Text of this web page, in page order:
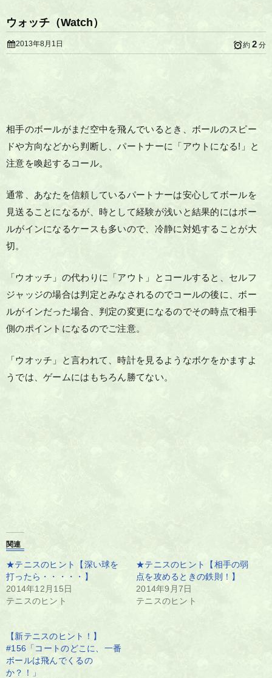
ウォッチ（Watch）
2013年8月1日 約 2 分
相手のボールがまだ空中を飛んでいるとき、ボールのスピー
ドや方向などから判断し、パートナーに「アウトになる!」と
注意を喚起するコール。
通常、あなたを信頼しているパートナーは安心してボールを
見送ることになるが、時として経験が浅いと結果的にはボー
ルがインになるケースも多いので、冷静に対処することが大
切。
「ウオッチ」の代わりに「アウト」とコールすると、セルフ
ジャッジの場合は判定とみなされるのでコールの後に、ボー
ルがインだった場合、判定の変更になるのでその時点で相手
側のポイントになるのでご注意。
「ウオッチ」と言われて、時計を見るようなボケをかますよ
うでは、ゲームにはもちろん勝てない。
関連
★テニスのヒント【深い球を
打ったら・・・・・】
2014年12月15日
テニスのヒント
★テニスのヒント【相手の弱
点を攻めるときの鉄則！】
2014年9月7日
テニスのヒント
【新テニスのヒント！】
#156「コートのどこに、一番
ボールは飛んでくるの
か？！」